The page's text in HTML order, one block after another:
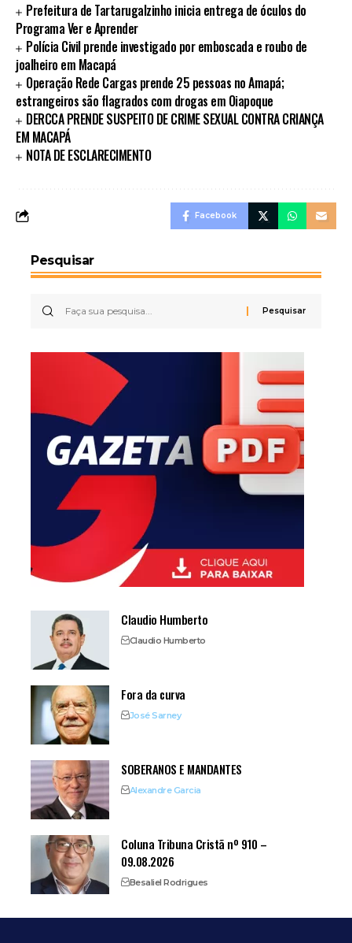
Prefeitura de Tartarugalzinho inicia entrega de óculos do
Programa Ver e Aprender
Polícia Civil prende investigado por emboscada e roubo de
joalheiro em Macapá
Operação Rede Cargas prende 25 pessoas no Amapá;
estrangeiros são flagrados com drogas em Oiapoque
DERCCA PRENDE SUSPEITO DE CRIME SEXUAL CONTRA CRIANÇA
EM MACAPÁ
NOTA DE ESCLARECIMENTO
Facebook
Pesquisar
Claudio Humberto
Claudio Humberto
Fora da curva
José Sarney
SOBERANOS E MANDANTES
Alexandre Garcia
Coluna Tribuna Cristã nº 910 –
09.08.2026
Besaliel Rodrigues